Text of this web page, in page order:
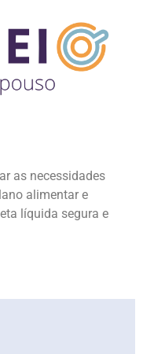
as necessidades
alimentar e
líquida segura e